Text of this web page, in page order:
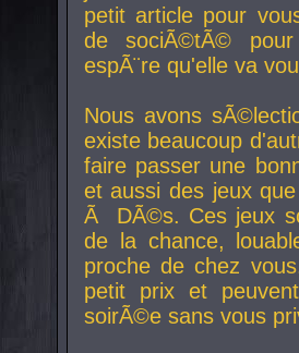
petit article pour
de sociÃ©tÃ©
espÃ¨re qu'elle va
Nous avons
existe beaucoup
faire passer une
et aussi des jeux
Ã DÃ©s. Ces jeux
de la chance,
proche de chez
petit prix et
soirÃ©e sans vous